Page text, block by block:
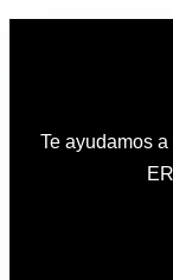
Te ayudamos